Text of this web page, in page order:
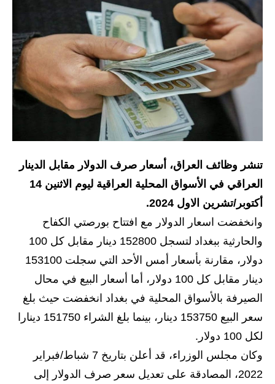
القروض والسلف
المنح المالية
قطع الاراضي
اخبار العراق
الاخبار السياسية
الاخبار الاقتصادية
المدارس
اخبار وقرارات وزارة التربية
نتائج الامتحانات
المرحلة الابتدائية
المرحلة المتوسطة
المرحلة الاعدادية
تنشر وظائف العراق، أسعار صرف الدولار مقابل الدينار
العراقي في الأسواق المحلية العراقية ليوم الاثنين 14
أكتوبر/تشرين الاول 2024.
وانخفضت اسعار الدولار مع افتتاح بورصتي الكفاح
والحارثية ببغداد لتسجل 152800 دينار مقابل كل 100
دولار، مقارنة بأسعار أمس الأحد التي سجلت 153100
دينار مقابل كل 100 دولار، أما أسعار البيع في محال
الصيرفة بالأسواق المحلية في بغداد انخفضت حيث بلغ
سعر البيع 153750 دينار، بينما بلغ الشراء 151750 دينارا
لكل 100 دولار.
وكان مجلس الوزراء، قد أعلن بتاريخ 7 شباط/فبراير
2022، المصادقة على تعديل سعر صرف الدولار إلى